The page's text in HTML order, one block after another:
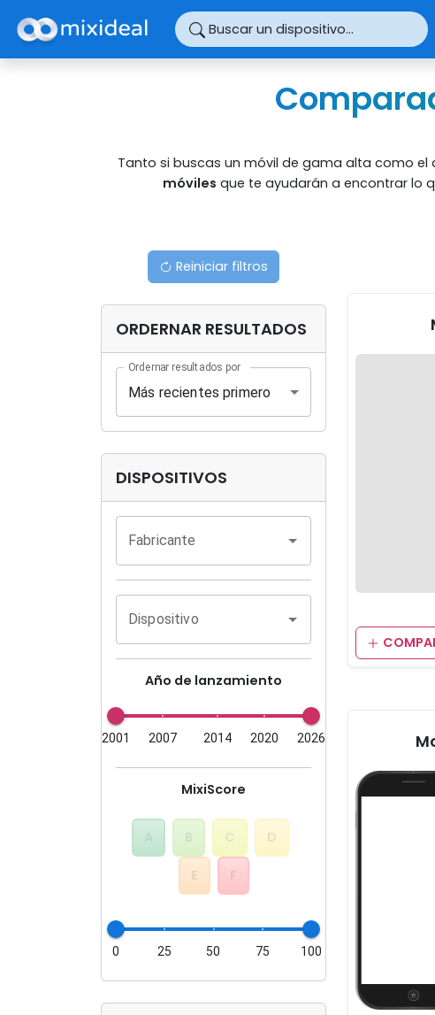
Buscar un dispositivo...
Tanto si buscas un móvil de gama alta como el
móviles que te ayudarán a encontrar lo
Reiniciar filtros
ORDERNAR RESULTADOS
Ordernar resultados por
Más recientes primero
DISPOSITIVOS
Fabricante
Dispositivo
Año de lanzamiento
2001 2007 2014 2020 2026
MixiScore
B C D
E F
0 25 50 75 100